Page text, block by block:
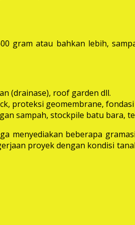
gram atau bahkan lebih,
(drainase), roof garden dll.
proteksi geomembrane,
sampah, stockpile batu bara,
menyediakan beberapa
proyek dengan kondisi